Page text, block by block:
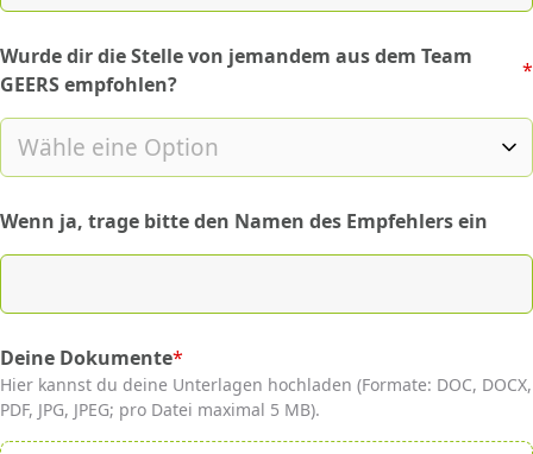
Wurde dir die Stelle von jemandem aus dem Team
GEERS empfohlen?
*
(required)
Wenn ja, trage bitte den Namen des Empfehlers ein
Deine Dokumente*
(required)
Hier kannst du deine Unterlagen hochladen (Formate: DOC, DOCX,
PDF, JPG, JPEG; pro Datei maximal 5 MB).